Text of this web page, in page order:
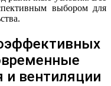
выбором для
и вентиляции